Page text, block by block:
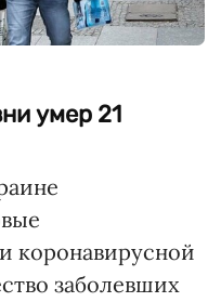
умер 21
коронавирусной
заболевших